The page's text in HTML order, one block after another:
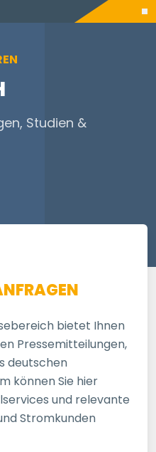
Studien &
bietet Ihnen
Pressemitteilungen,
deutschen
können Sie hier
und relevante
Stromkunden